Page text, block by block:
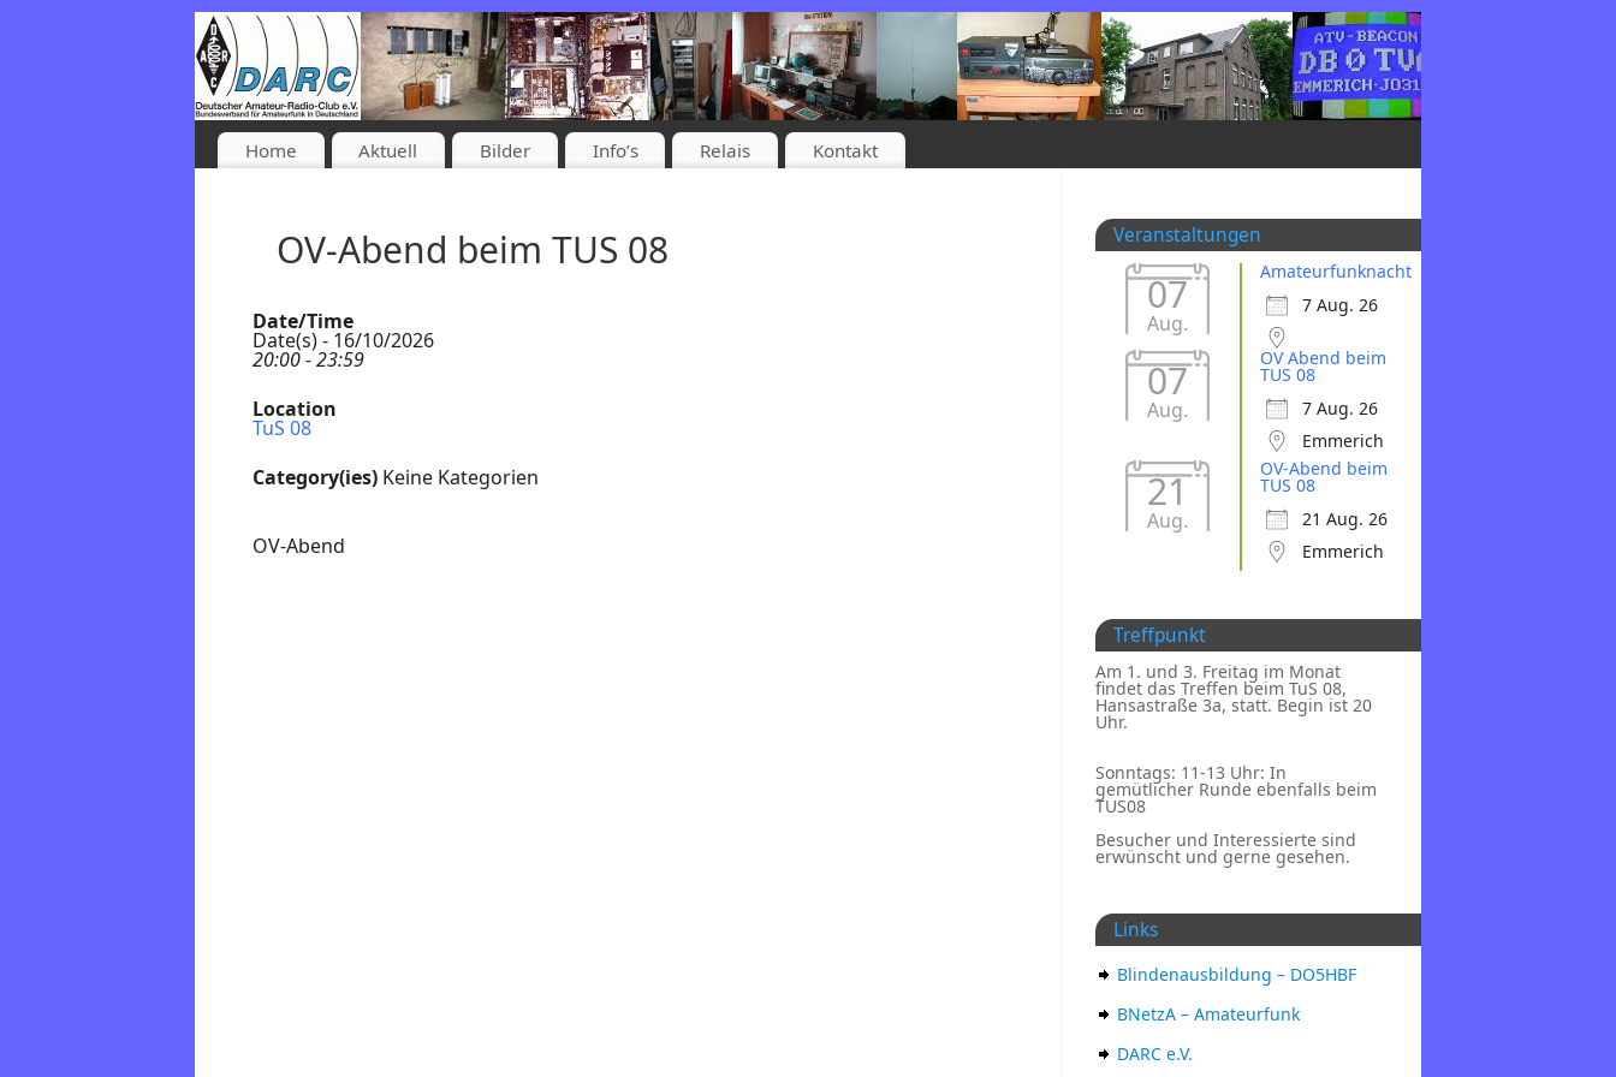
Home Aktuell Bilder Info’s Relais Kontakt
OV-Abend beim TUS 08
Date/Time
Date(s) - 16/10/2026
20:00 - 23:59
Location
TuS 08
Category(ies) Keine Kategorien
OV-Abend
Veranstaltungen
07
Aug.
Amateurfunknacht
7 Aug. 26
07
Aug.
OV Abend beim
TUS 08
7 Aug. 26
Emmerich
21
Aug.
OV-Abend beim
TUS 08
21 Aug. 26
Emmerich
Treffpunkt
Am 1. und 3. Freitag im Monat
findet das Treffen beim TuS 08,
Hansastraße 3a, statt. Begin ist 20
Uhr.
Sonntags: 11-13 Uhr: In
gemütlicher Runde ebenfalls beim
TUS08
Besucher und Interessierte sind
erwünscht und gerne gesehen.
Links
Blindenausbildung – DO5HBF
BNetzA – Amateurfunk
DARC e.V.